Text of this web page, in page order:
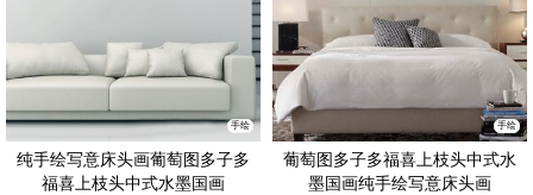
手绘
纯手绘写意床头画葡萄图多子多
福喜上枝头中式水墨国画
手绘
葡萄图多子多福喜上枝头中式水
墨国画纯手绘写意床头画